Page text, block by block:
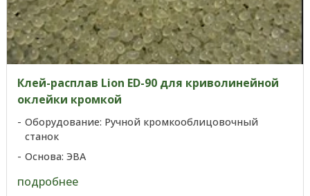
Клей-расплав Lion ED-90 для криволинейной
оклейки кромкой
Оборудование: Ручной кромкооблицовочный
станок
Основа: ЭВА
подробнее